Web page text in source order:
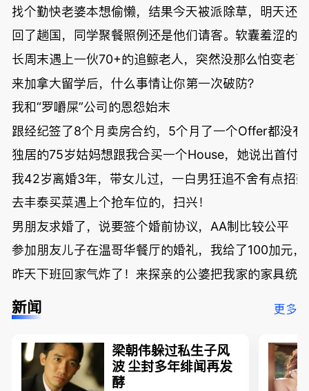
找个勤快老婆本想偷懒，结果今天被派除草，明天还
回了趟国，同学聚餐照例还是他们请客。软囊羞涩的
长周末遇上一伙70+的追鲸老人，突然没那么怕变老了
来加拿大留学后，什么事情让你第一次破防？
我和“罗嚼屎”公司的恩怨始末
跟经纪签了8个月卖房合约，5个月了一个Offer都没有
独居的75岁姑妈想跟我合买一个House，她说出首付
我42岁离婚3年，带女儿过，一白男狂追不舍有点招
去丰泰买菜遇上个抢车位的，扫兴！
男朋友求婚了，说要签个婚前协议，AA制比较公平
参加朋友儿子在温哥华餐厅的婚礼，我给了100加元，
昨天下班回家气炸了！来探亲的公婆把我家的家具统
新闻 更多
梁朝伟躲过私生子风
波 尘封多年绯闻再发
酵